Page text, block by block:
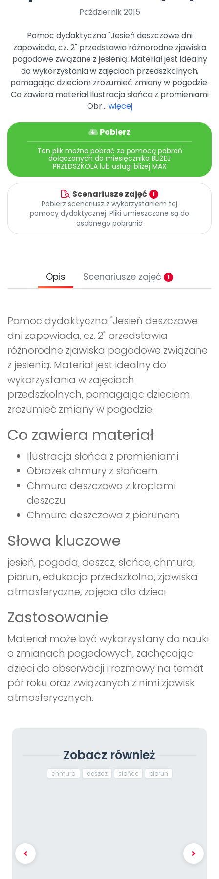
Październik 2015
Pomoc dydaktyczna "Jesień deszczowe dni
zapowiada, cz. 2" przedstawia różnorodne zjawiska
pogodowe związane z jesienią. Materiał jest idealny
do wykorzystania w zajęciach przedszkolnych,
pomagając dzieciom zrozumieć zmiany w pogodzie.
Co zawiera materiał Ilustracja słońca z promieniami
Obr... więcej
Pobierz
Ten plik można pobrać za pomocą pobrań
dołączanych do miesięcznika BLIŻEJ
PRZEDSZKOLA lub usługi bliżej MAX
Scenariusze zajęć 1
Pobierz scenariusz z wykorzystaniem tej
pomocy dydaktycznej. Pliki umieszczone są do
osobnego pobrania
Opis Scenariusze zajęć 1
Pomoc dydaktyczna "Jesień deszczowe
dni zapowiada, cz. 2" przedstawia
różnorodne zjawiska pogodowe związane
z jesienią. Materiał jest idealny do
wykorzystania w zajęciach
przedszkolnych, pomagając dzieciom
zrozumieć zmiany w pogodzie.
Co zawiera materiał
Ilustracja słońca z promieniami
Obrazek chmury z słońcem
Chmura deszczowa z kroplami
deszczu
Chmura deszczowa z piorunem
Słowa kluczowe
jesień, pogoda, deszcz, słońce, chmura,
piorun, edukacja przedszkolna, zjawiska
atmosferyczne, zajęcia dla dzieci
Zastosowanie
Materiał może być wykorzystany do nauki
o zmianach pogodowych, zachęcając
dzieci do obserwacji i rozmowy na temat
pór roku oraz związanych z nimi zjawisk
atmosferycznych.
Zobacz również
chmura deszcz słońce piorun